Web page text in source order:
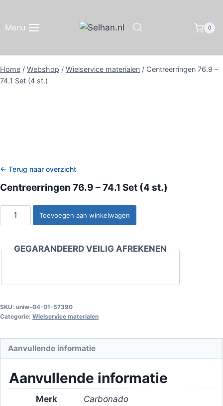
inhoud
Menu 0
Home / Webshop / Wielservice materialen / Centreerringen 76.9 –
74.1 Set (4 st.)
← Terug naar overzicht
Centreerringen 76.9 – 74.1 Set (4 st.)
Centreerringen
76.9
74.1
aantal
Toevoegen aan winkelwagen
GEGARANDEERD VEILIG AFREKENEN
SKU: uniw-04-01-57390
Categorie: Wielservice materialen
Aanvullende informatie
Aanvullende informatie
Merk Carbonado